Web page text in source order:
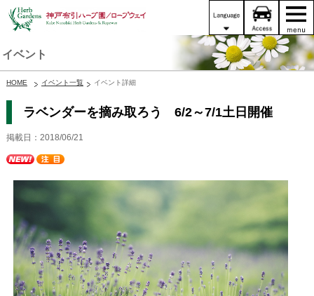
イベント
HOME イベント一覧 イベント詳細
ラベンダーを摘み取ろう 6/2～7/1土日開催
掲載日：2018/06/21